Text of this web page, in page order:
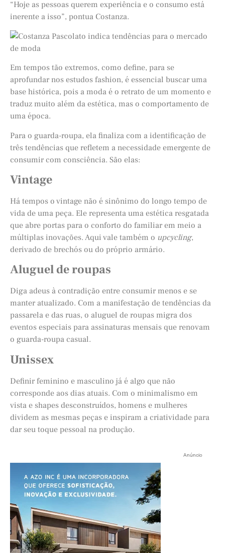
“Hoje as pessoas querem experiência e o consumo está
inerente a isso”, pontua Costanza.
Em tempos tão extremos, como define, para se
aprofundar nos estudos fashion, é essencial buscar uma
base histórica, pois a moda é o retrato de um momento e
traduz muito além da estética, mas o comportamento de
uma época.
Para o guarda-roupa, ela finaliza com a identificação de
três tendências que refletem a necessidade emergente de
consumir com consciência. São elas:
Vintage
Há tempos o vintage não é sinônimo do longo tempo de
vida de uma peça. Ele representa uma estética resgatada
que abre portas para o conforto do familiar em meio a
múltiplas inovações. Aqui vale também o upcycling,
derivado de brechós ou do próprio armário.
Aluguel de roupas
Diga adeus à contradição entre consumir menos e se
manter atualizado. Com a manifestação de tendências da
passarela e das ruas, o aluguel de roupas migra dos
eventos especiais para assinaturas mensais que renovam
o guarda-roupa casual.
Unissex
Definir feminino e masculino já é algo que não
corresponde aos dias atuais. Com o minimalismo em
vista e shapes desconstruídos, homens e mulheres
dividem as mesmas peças e inspiram a criatividade para
dar seu toque pessoal na produção.
Anúncio